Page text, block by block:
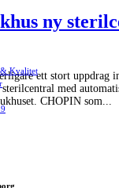
ny
ett stort uppdrag
med
CHOPIN som...
Kvalitet